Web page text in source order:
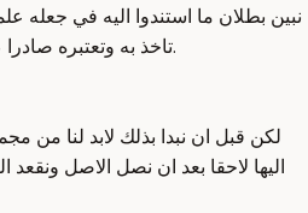
نبين بطلان ما استندوا اليه في جعله
تاخذ به وتعتبره صادرا عن النبي صلى الله عليه وسلم.
لكن قبل ان نبدا بذلك لابد لنا من
اليها لاحقا بعد ان نصل الاصل ونقعد